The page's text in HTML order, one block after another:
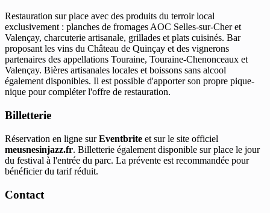
Restauration sur place avec des produits du terroir local
exclusivement : planches de fromages AOC Selles-sur-Cher et
Valençay, charcuterie artisanale, grillades et plats cuisinés. Bar
proposant les vins du Château de Quinçay et des vignerons
partenaires des appellations Touraine, Touraine-Chenonceaux et
Valençay. Bières artisanales locales et boissons sans alcool
également disponibles. Il est possible d'apporter son propre pique-
nique pour compléter l'offre de restauration.
Billetterie
Réservation en ligne surEventbrite et sur le site officiel
meusnesinjazz.fr. Billetterie également disponible sur place le jour
du festival à l'entrée du parc. La prévente est recommandée pour
bénéficier du tarif réduit.
Contact